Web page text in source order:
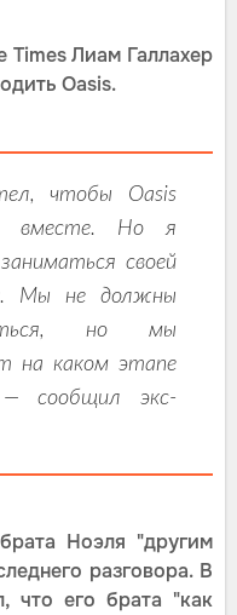
Times Лиам Галлахер
Oasis.
чтобы Oasis
вместе. Но я
своей
Мы не должны
но мы
на каком этапе
сообщил экс-
Ноэля "другим
разговора. В
что его брата "как